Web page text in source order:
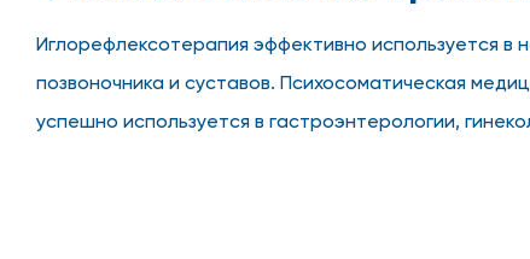
Иглорефлексотерапия эффективно используется в
позвоночника и суставов. Психосоматическая
успешно используется в гастроэнтерологии,